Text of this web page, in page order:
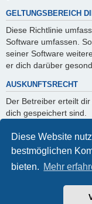
Diese Website
bestmöglichen
bieten. Mehr
GELTUNGSBEREICH
Diese Richtlinie
Software umfassen.
seiner Software
er dich darüber
AUSKUNFTSRECHT
Der Betreiber erteilt
dich gespeichert sind.
Du kannst jederzeit
verlangen.
Powered by